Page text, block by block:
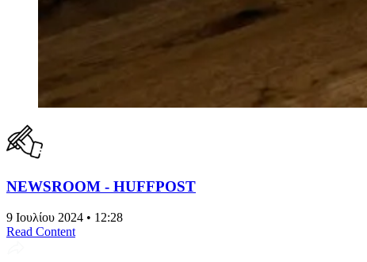
NEWSROOM - HUFFPOST
9 Ιουλίου 2024 • 12:28
Read Content